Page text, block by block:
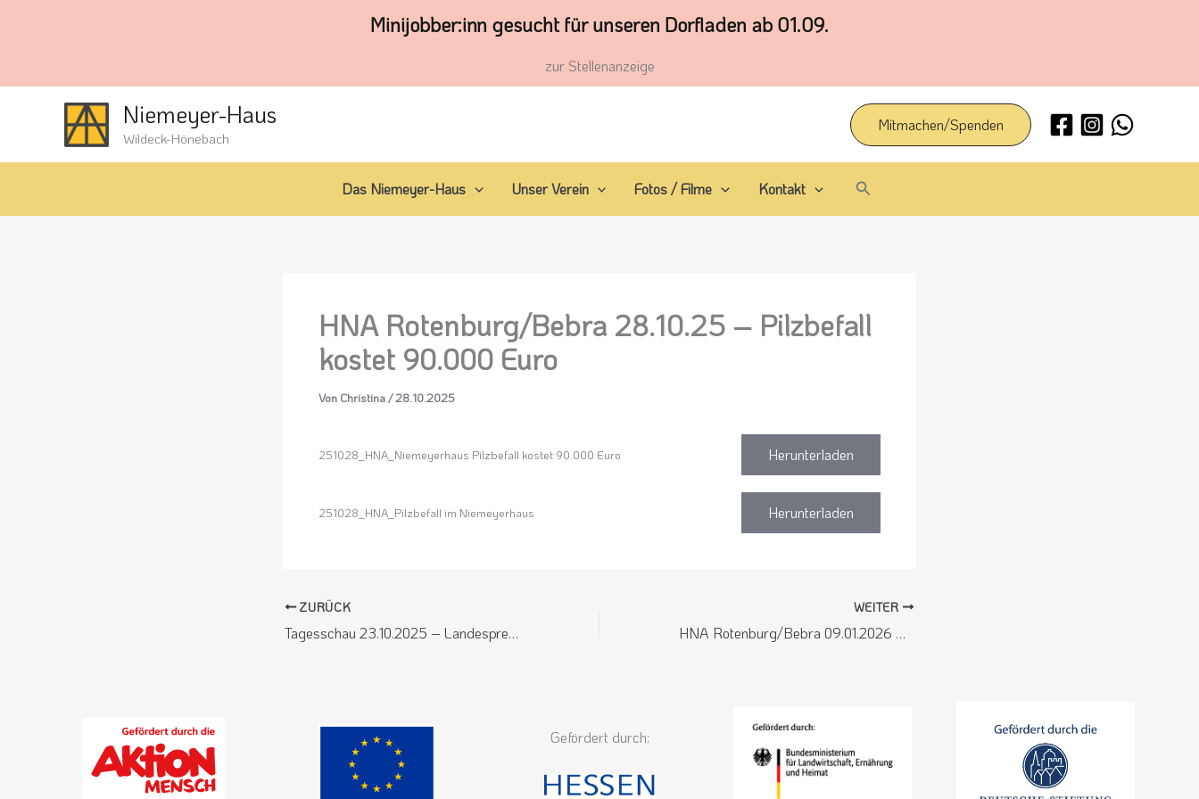
Minijobber:inn gesucht für unseren Dorfladen ab 01.09.
zur Stellenanzeige
Niemeyer-Haus
Wildeck-Hönebach
Mitmachen/Spenden
Das Niemeyer-Haus Unser Verein Fotos / Filme Kontakt Suchen
HNA Rotenburg/Bebra 28.10.25 – Pilzbefall
kostet 90.000 Euro
Von Christina /28.10.2025
251028_HNA_Niemeyerhaus Pilzbefall kostet 90.000 Euro Herunterladen
251028_HNA_Pilzbefall im Niemeyerhaus Herunterladen
ZURÜCK
Tagesschau 23.10.2025 – Landespreis Baukultur
WEITER
HNA Rotenburg/Bebra 09.01.2026 – Vortrag über Entwicklungshilfe in der Mongolei
Gefördert durch: